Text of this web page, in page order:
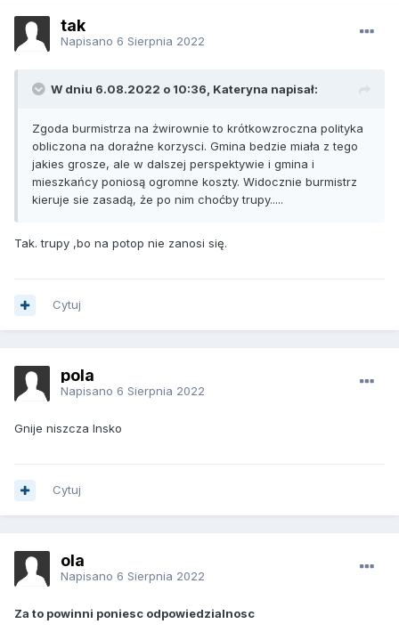
tak
Napisano 6 Sierpnia 2022
W dniu 6.08.2022 o 10:36, Kateryna napisał:
Zgoda burmistrza na żwirownie to krótkowzroczna polityka
obliczona na doraźne korzysci. Gmina bedzie miała z tego
jakies grosze, ale w dalszej perspektywie i gmina i
mieszkańcy poniosą ogromne koszty. Widocznie burmistrz
kieruje sie zasadą, że po nim choćby trupy.....
Tak. trupy ,bo na potop nie zanosi się.
Cytuj
pola
Napisano 6 Sierpnia 2022
Gnije niszcza Insko
Cytuj
ola
Napisano 6 Sierpnia 2022
Za to powinni poniesc odpowiedzialnosc